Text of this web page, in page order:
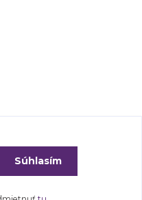
Súhlasím